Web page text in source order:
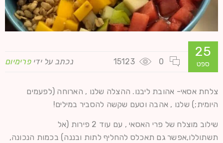
25
ספט 0
15123 נכתב על ידיפרימיום
צלחת אסאי- אהובת ליבנו. ההצלה שלנו , הארוחה (לפעמים
היומית;) שלנו , אהבה וטעם שקשה להסביר במילים!
שילוב מוצלח של פרי האסאי , עם עוד 2 פירות (אל
תשתוללו,אפשר גם תאכלס להחליף לתות ובננה) בכמות הנכונה,